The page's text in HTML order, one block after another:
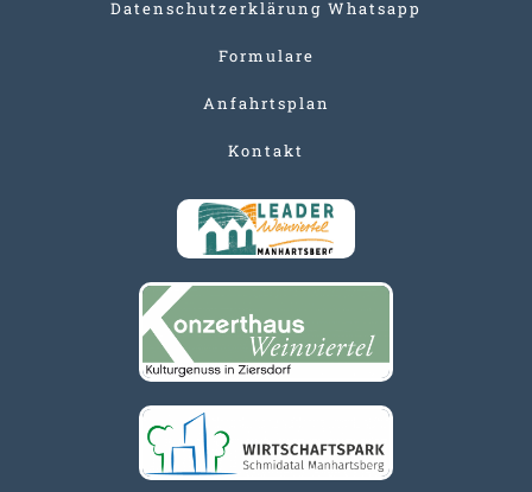
Datenschutzerklärung Whatsapp
Formulare
Anfahrtsplan
Kontakt